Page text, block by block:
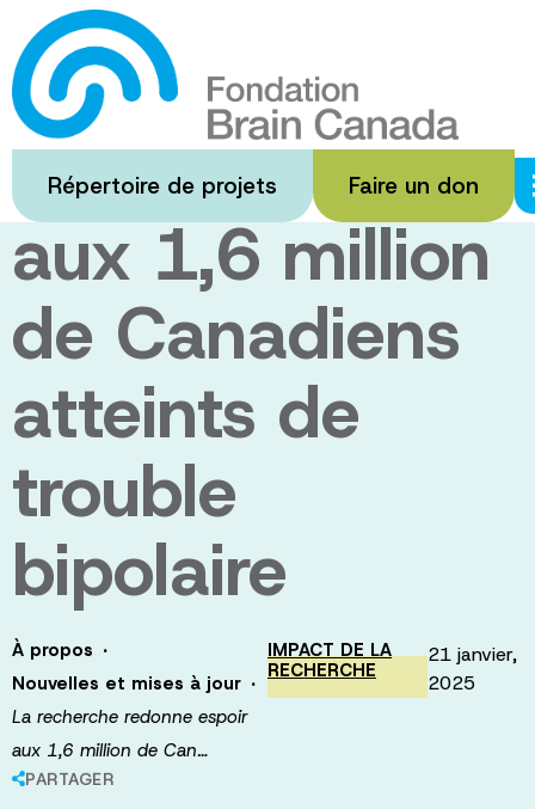
Passer
au
contenu
principal
Répertoire de projets Faire un don
La recherche
redonne espoir
aux 1,6 million
de Canadiens
atteints de
trouble
bipolaire
À propos ·
Nouvelles et mises à jour ·
La recherche redonne espoir
aux 1,6 million de Can…
PARTAGER
IMPACT DE LA
RECHERCHE
21 janvier,
2025